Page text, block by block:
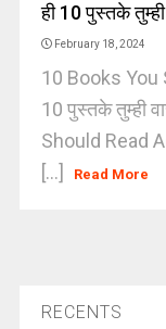
ही 10 पुस्तके तुम्ही
February 18, 2024
10 Books You
10 पुस्तके तुम्ही
Should Read
[...]
Read More
RECENTS